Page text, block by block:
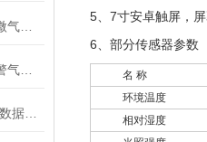
5、7寸安卓触屏，
6、部分传感器参数
名 称
环境温度
相对湿度